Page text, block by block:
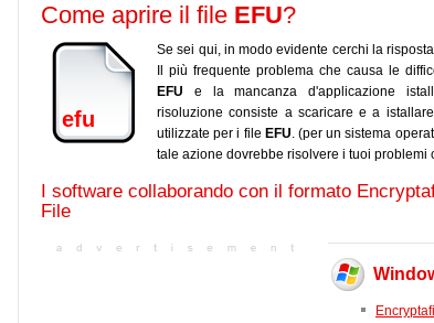
Come aprire il file EFU?
efu
Se sei qui, in modo evidente cerchi la
Il più frequente problema che causa le
EFU e la mancanza d'applicazione
risoluzione consiste a scaricare e a
utilizzate per i file EFU. (per un sistema
tale azione dovrebbe risolvere i tuoi problemi
I software collaborando con il formato
File